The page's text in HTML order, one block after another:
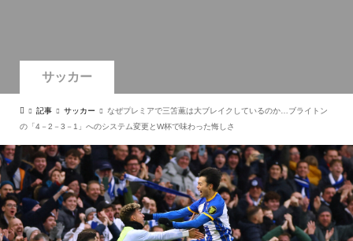
サッカー
記事 サッカー
なぜプレミアで三笘薫は大ブレイクしているのか…ブライトン
の「4－2－3－1」へのシステム変更とW杯で味わった悔しさ